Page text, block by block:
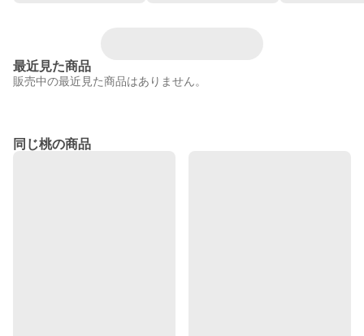
最近見た商品
販売中の最近見た商品はありません。
同じ桃の商品